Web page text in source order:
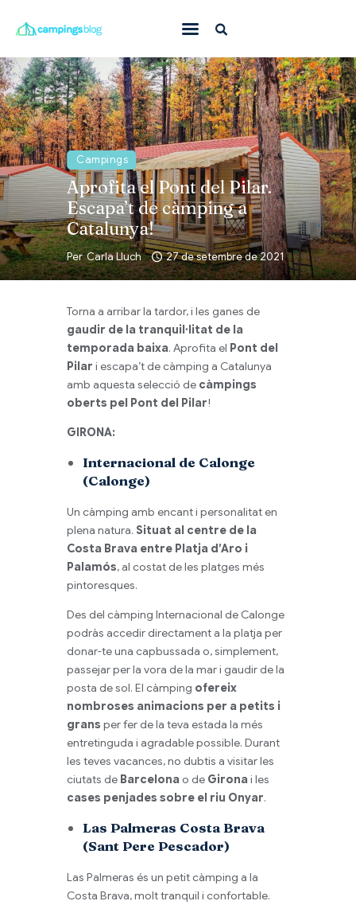
Amb mascota
En família
On anar
Què fer
Inspiració
Ofertes
Totes
Campings
Aprofita el Pont del Pilar.
Escapa’t de càmping a
Catalunya!
Per Carla Lluch 27 de setembre de 2021
Torna a arribar la tardor, i les ganes de
gaudir de la tranquil·litat de la
temporada baixa. Aprofita el Pont del
Pilar i escapa’t de càmping a Catalunya
amb aquesta selecció de càmpings
oberts pel Pont del Pilar!
GIRONA:
Internacional de Calonge
(Calonge)
Un càmping amb encant i personalitat en
plena natura. Situat al centre de la
Costa Brava entre Platja d’Aro i
Palamós, al costat de les platges més
pintoresques.
Des del càmping Internacional de Calonge
podràs accedir directament a la platja per
donar-te una capbussada o, simplement,
passejar per la vora de la mar i gaudir de la
posta de sol. El càmping ofereix
nombroses animacions per a petits i
grans per fer de la teva estada la més
entretinguda i agradable possible. Durant
les teves vacances, no dubtis a visitar les
ciutats de Barcelona o de Girona i les
cases penjades sobre el riu Onyar.
Las Palmeras Costa Brava
(Sant Pere Pescador)
Las Palmeras és un petit càmping a la
Costa Brava, molt tranquil i confortable.